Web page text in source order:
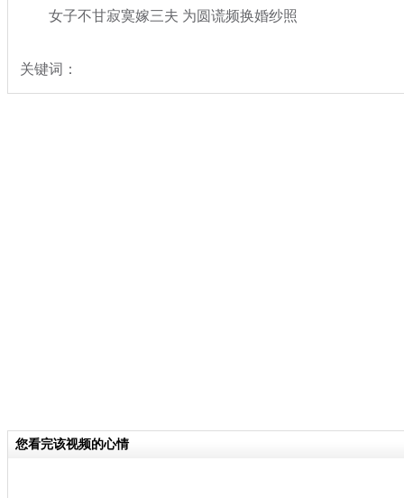
女子不甘寂寞嫁三夫 为圆谎频换婚纱照
关键词：
您看完该视频的心情